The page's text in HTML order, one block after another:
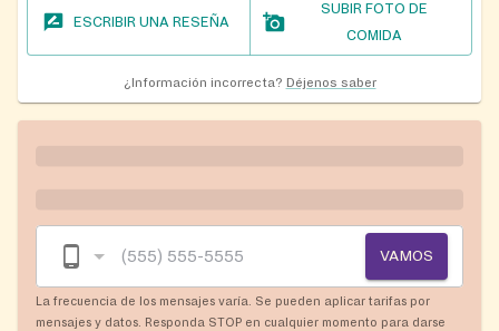
ESCRIBIR UNA RESEÑA
SUBIR FOTO DE
COMIDA
¿Información incorrecta? Déjenos saber
VAMOS
La frecuencia de los mensajes varía. Se pueden aplicar tarifas por
mensajes y datos. Responda STOP en cualquier momento para darse